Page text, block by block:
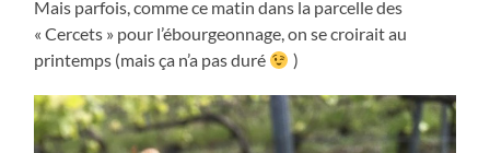
Mais parfois, comme ce matin dans la parcelle des
« Cercets » pour l’ébourgeonnage, on se croirait au
printemps (mais ça n’a pas duré
)